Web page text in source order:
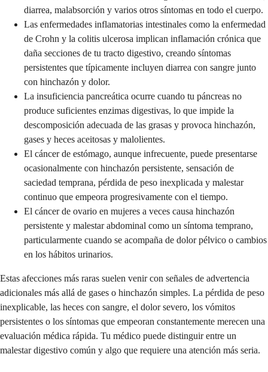
diarrea, malabsorción y varios otros síntomas en todo el cuerpo.
Las enfermedades inflamatorias intestinales como la enfermedad
de Crohn y la colitis ulcerosa implican inflamación crónica que
daña secciones de tu tracto digestivo, creando síntomas
persistentes que típicamente incluyen diarrea con sangre junto
con hinchazón y dolor.
La insuficiencia pancreática ocurre cuando tu páncreas no
produce suficientes enzimas digestivas, lo que impide la
descomposición adecuada de las grasas y provoca hinchazón,
gases y heces aceitosas y malolientes.
El cáncer de estómago, aunque infrecuente, puede presentarse
ocasionalmente con hinchazón persistente, sensación de
saciedad temprana, pérdida de peso inexplicada y malestar
continuo que empeora progresivamente con el tiempo.
El cáncer de ovario en mujeres a veces causa hinchazón
persistente y malestar abdominal como un síntoma temprano,
particularmente cuando se acompaña de dolor pélvico o cambios
en los hábitos urinarios.
Estas afecciones más raras suelen venir con señales de advertencia
adicionales más allá de gases o hinchazón simples. La pérdida de peso
inexplicable, las heces con sangre, el dolor severo, los vómitos
persistentes o los síntomas que empeoran constantemente merecen una
evaluación médica rápida. Tu médico puede distinguir entre un
malestar digestivo común y algo que requiere una atención más seria.